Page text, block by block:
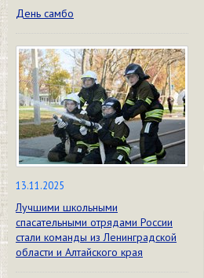
День самбо
13.11.2025
Лучшими школьными
спасательными отрядами России
стали команды из Ленинградской
области и Алтайского края